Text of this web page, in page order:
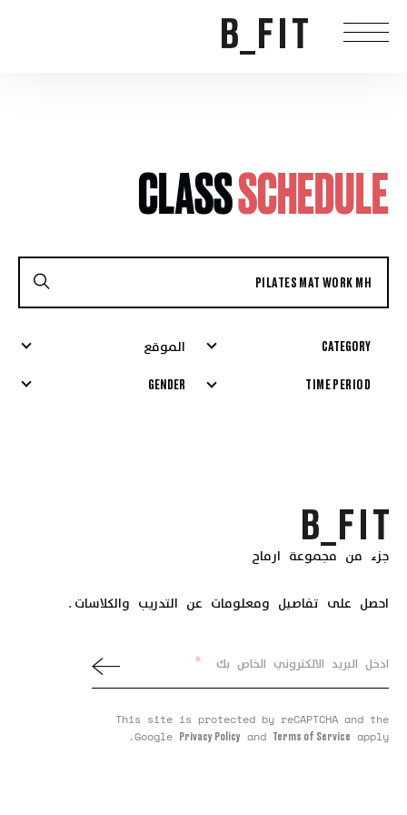
CLASSSCHEDULE
CATEGORY الموقع
GENDER
جزء من مجموعة ارماح
احصل على تفاصيل ومعلومات عن التدريب والكلاسات.
ادخل البريد الالكتروني الخاص بك *
This site is protected by reCAPTCHA and the
Google Privacy Policy and Terms of Service apply.